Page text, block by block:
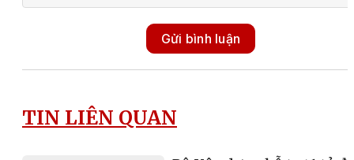
Gửi bình luận
TIN LIÊN QUAN